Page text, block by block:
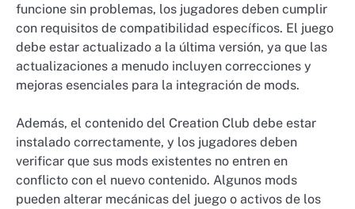
funcione sin problemas, los jugadores deben cumplir
con requisitos de compatibilidad específicos. El juego
debe estar actualizado a la última versión, ya que las
actualizaciones a menudo incluyen correcciones y
mejoras esenciales para la integración de mods.
Además, el contenido del Creation Club debe estar
instalado correctamente, y los jugadores deben
verificar que sus mods existentes no entren en
conflicto con el nuevo contenido. Algunos mods
pueden alterar mecánicas del juego o activos de los